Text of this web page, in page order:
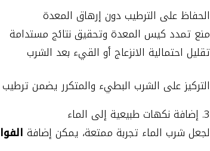
الحفاظ على الترطيب دون إرهاق المعدة
منع تمدد كيس المعدة وتحقيق نتائج مستدامة
تقليل احتمالية الانزعاج أو القيء بعد الشرب
التركيز على الشرب البطيء والمتكرر يضمن
3. إضافة نكهات طبيعية إلى الماء
لجعل شرب الماء تجربة ممتعة، يمكن إضافة